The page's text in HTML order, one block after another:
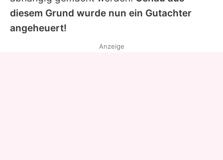
diesem Grund wurde nun ein Gutachter
angeheuert!
Anzeige